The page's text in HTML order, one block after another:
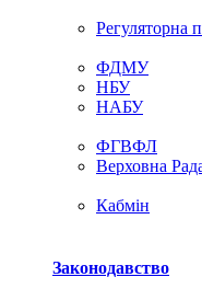
Регуляторна
ФДМУ
НБУ
НАБУ
ФГВФЛ
Верховна
Кабмін
Законодавство